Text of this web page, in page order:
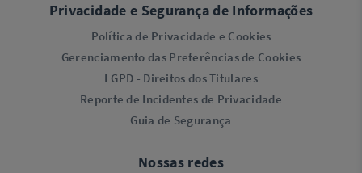
Privacidade e Segurança de Informações
Política de Privacidade e Cookies
Gerenciamento das Preferências de Cookies
LGPD - Direitos dos Titulares
Reporte de Incidentes de Privacidade
Guia de Segurança
Nossas redes